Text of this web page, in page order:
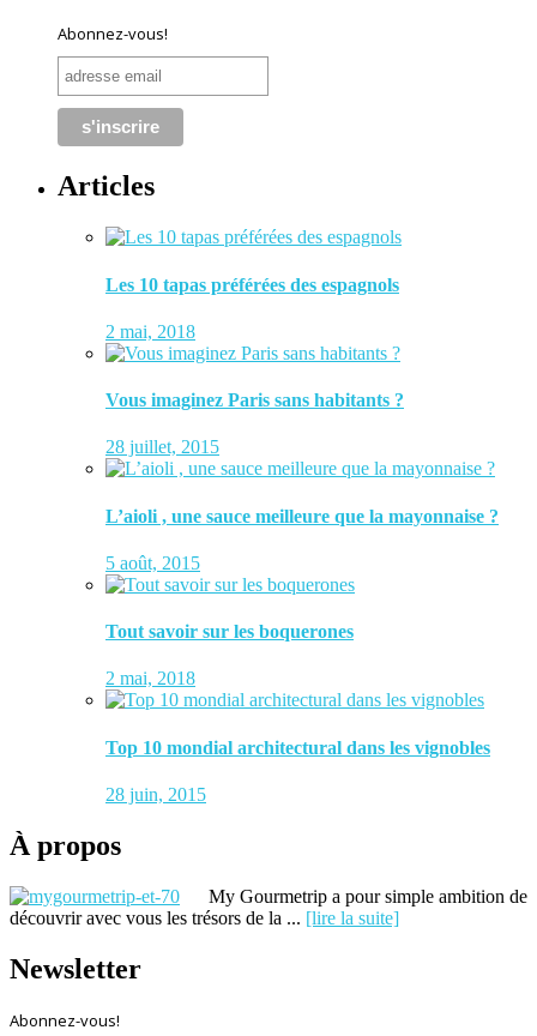
Abonnez-vous!
Articles
Les 10 tapas préférées des espagnols
2 mai, 2018
Vous imaginez Paris sans habitants ?
28 juillet, 2015
L’aioli , une sauce meilleure que la mayonnaise ?
5 août, 2015
Tout savoir sur les boquerones
2 mai, 2018
Top 10 mondial architectural dans les vignobles
28 juin, 2015
À propos
My Gourmetrip a pour simple ambition de
découvrir avec vous les trésors de la ... [lire la suite]
Newsletter
Abonnez-vous!